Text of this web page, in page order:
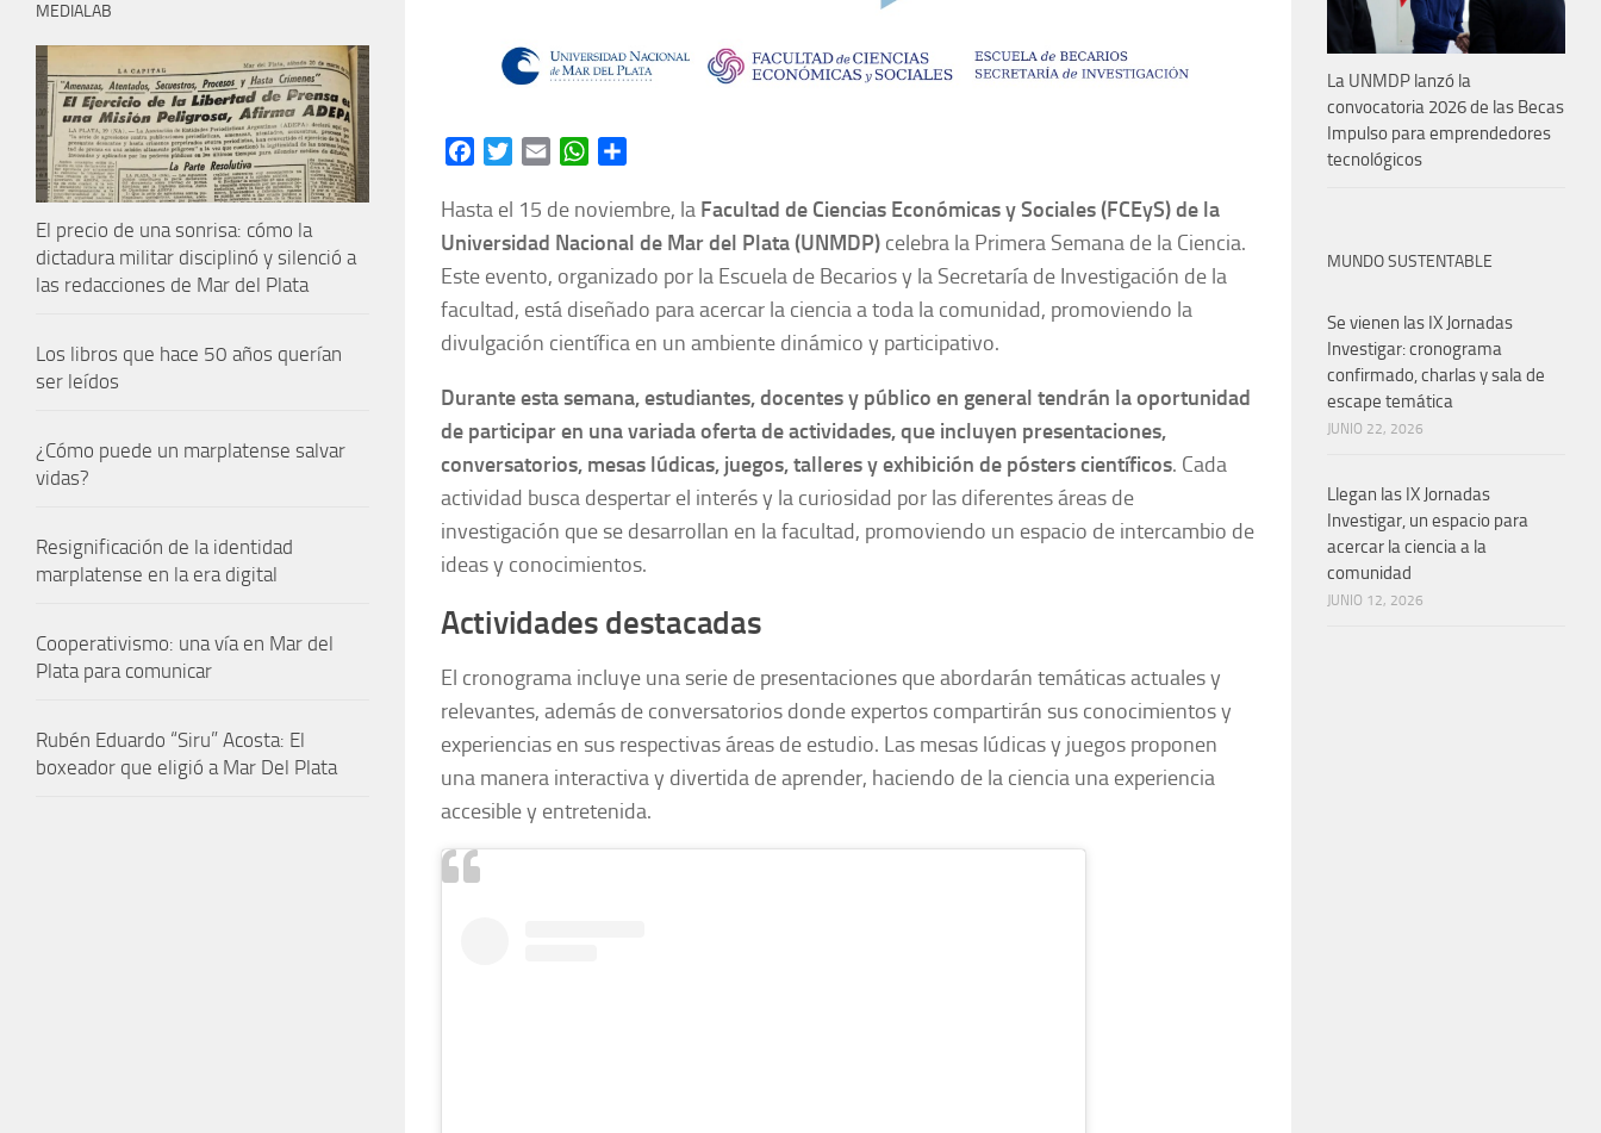
FacebookTwitterEmail WhatsApp
Hasta el 15 de noviembre, la Facultad de Ciencias Económicas y Sociales (FCEyS) de la
Universidad Nacional de Mar del Plata (UNMDP) celebra la Primera Semana de la Ciencia.
Este evento, organizado por la Escuela de Becarios y la Secretaría de Investigación de la
facultad, está diseñado para acercar la ciencia a toda la comunidad, promoviendo la
divulgación científica en un ambiente dinámico y participativo.
Durante esta semana, estudiantes, docentes y público en general tendrán la oportunidad
de participar en una variada oferta de actividades, que incluyen presentaciones,
conversatorios, mesas lúdicas, juegos, talleres y exhibición de pósters científicos. Cada
actividad busca despertar el interés y la curiosidad por las diferentes áreas de
investigación que se desarrollan en la facultad, promoviendo un espacio de intercambio de
ideas y conocimientos.
Actividades destacadas
El cronograma incluye una serie de presentaciones que abordarán temáticas actuales y
relevantes, además de conversatorios donde expertos compartirán sus conocimientos y
experiencias en sus respectivas áreas de estudio. Las mesas lúdicas y juegos proponen
una manera interactiva y divertida de aprender, haciendo de la ciencia una experiencia
accesible y entretenida.
MEDIALAB
El precio de una sonrisa: cómo la
dictadura militar disciplinó y silenció a
las redacciones de Mar del Plata
Los libros que hace 50 años querían
ser leídos
¿Cómo puede un marplatense salvar
vidas?
Resignificación de la identidad
marplatense en la era digital
Cooperativismo: una vía en Mar del
Plata para comunicar
Rubén Eduardo “Siru” Acosta: El
boxeador que eligió a Mar Del Plata
La UNMDP lanzó la
convocatoria 2026 de las Becas
Impulso para emprendedores
tecnológicos
MUNDO SUSTENTABLE
Se vienen las IX Jornadas
Investigar: cronograma
confirmado, charlas y sala de
escape temática
JUNIO 22, 2026
Llegan las IX Jornadas
Investigar, un espacio para
acercar la ciencia a la
comunidad
JUNIO 12, 2026